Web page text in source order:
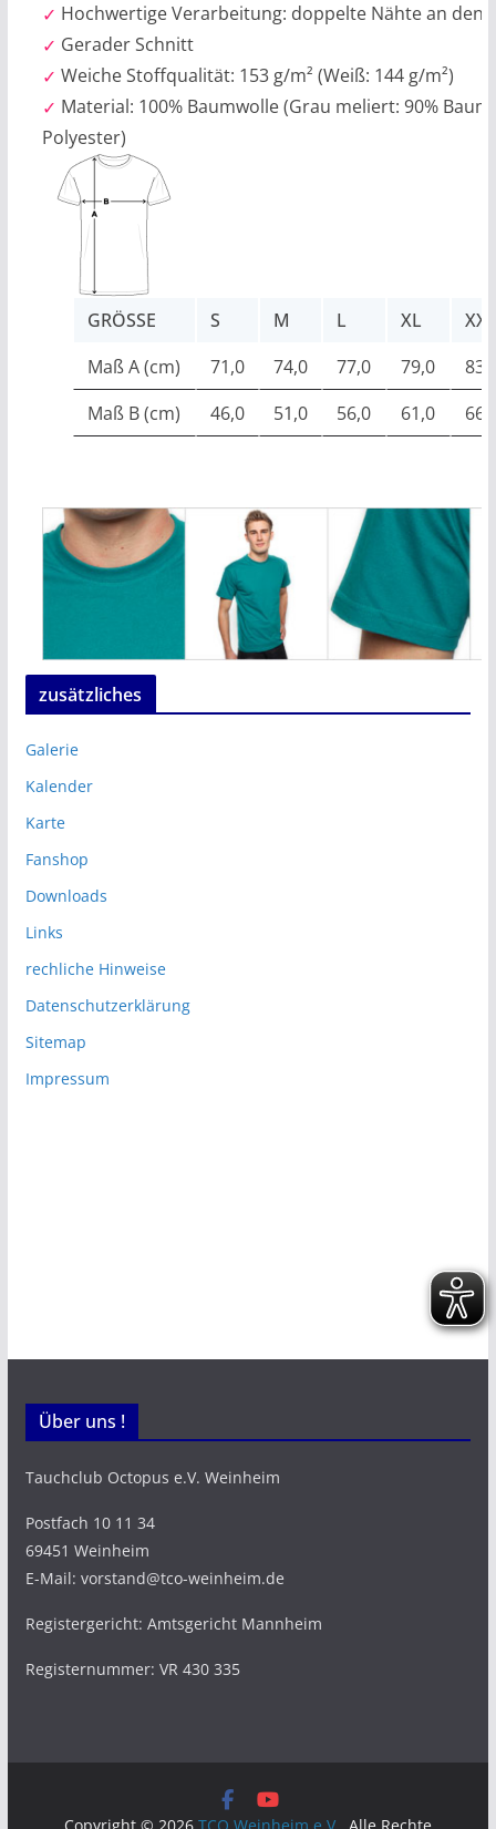
Hochwertige Verarbeitung: doppelte Nähte an den
Gerader Schnitt
Weiche Stoffqualität: 153 g/m² (Weiß: 144 g/m²)
Material: 100% Baumwolle (Grau meliert: 90%
Polyester)
GRÖSSE S M L XL
XXL
Maß A (cm)
71,0 74,0 77,0 79,0
Maß B (cm)
46,0 51,0 56,0 61,0
zusätzliches
Galerie
Kalender
Karte
Fanshop
Downloads
Links
rechliche Hinweise
Datenschutzerklärung
Sitemap
Impressum
Über uns !
Tauchclub Octopus e.V. Weinheim
Postfach 10 11 34
69451 Weinheim
E-Mail: vorstand@tco-weinheim.de
Registergericht: Amtsgericht Mannheim
Registernummer: VR 430 335